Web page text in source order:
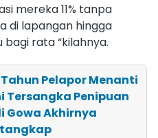
mereka 11% tanpa
di lapangan hingga
rata “kilahnya.
Pelapor Menanti
Tersangka Penipuan
Gowa Akhirnya